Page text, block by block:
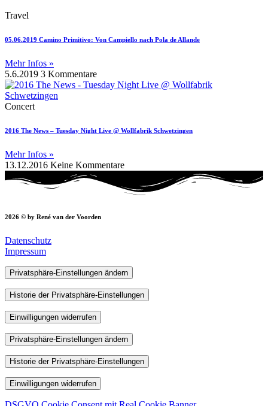
Travel
05.06.2019 Camino Primitivo: Von Campiello nach Pola de Allande
Mehr Infos »
5.6.2019 3 Kommentare
Concert
2016 The News – Tuesday Night Live @ Wollfabrik Schwetzingen
Mehr Infos »
13.12.2016 Keine Kommentare
2026 © by René van der Voorden
Datenschutz
Impressum
Privatsphäre-Einstellungen ändern
Historie der Privatsphäre-Einstellungen
Einwilligungen widerrufen
Privatsphäre-Einstellungen ändern
Historie der Privatsphäre-Einstellungen
Einwilligungen widerrufen